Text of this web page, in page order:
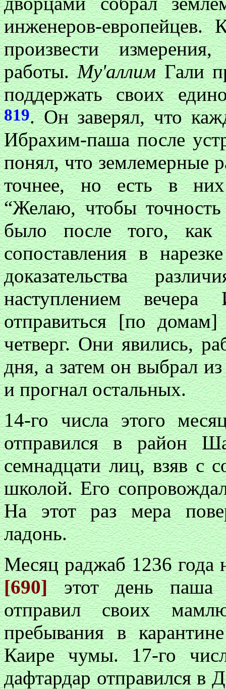
инженеров-
произвести
работы.Му'аллимГали
поддержать своих
819. Он заверял, что
Ибрахим-паша после
понял, что землемерные
точнее, но есть в них
“Желаю, чтобы точность
было после того,
сопоставления в
доказательства
наступлением
отправиться [по
четверг. Они явились,
дня, а затем он выбрал
и прогнал остальных.
14-го числа этого
отправился в район
семнадцати лиц, взяв с
школой. Его
На этот раз мера
ладонь.
Месяц раджаб 1236 года
[690]этот день паша
отправил своих
пребывания в
Каире чумы. 17-го
дафтардар отправился в